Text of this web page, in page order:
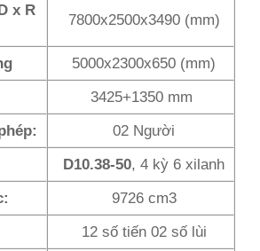
x R
7800x2500x3490 (mm)
5000x2300x650 (mm)
3425+1350 mm
02 Người
D10.38-50, 4 kỳ 6 xilanh
9726 cm3
12 số tiến 02 số lùi